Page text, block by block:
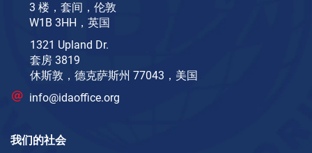
3 楼，套间，伦敦
W1B 3HH，英国
1321 Upland Dr.
套房 3819
休斯敦，德克萨斯州 77043，美国
info@idaoffice.org
我们的社会